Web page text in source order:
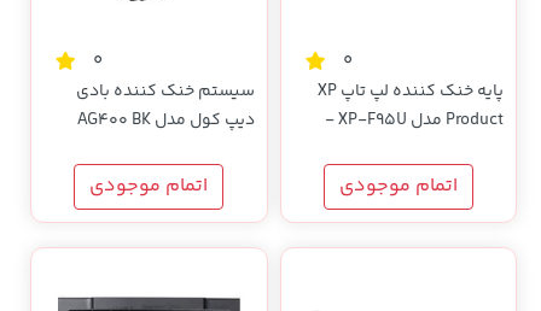
0
پایه خنک کننده لپ تاپ XP
Product مدل XP-F95U -
اتمام موجودی
0
سیستم خنک کننده بادی
دیپ کول مدل AG400 BK
اتمام موجودی